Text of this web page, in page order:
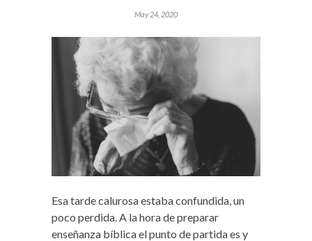
May 24, 2020
Esa tarde calurosa estaba confundida, un
poco perdida. A la hora de preparar
enseñanza bíblica el punto de partida es y